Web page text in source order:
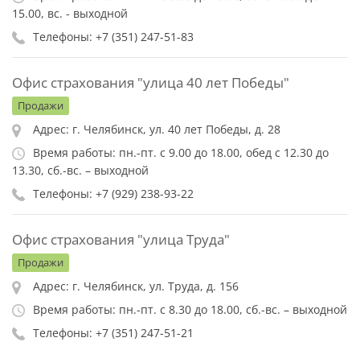
15.00, вс. - выходной
Телефоны: +7 (351) 247-51-83
Офис страхования "улица 40 лет Победы"
Продажи
Адрес: г. Челябинск, ул. 40 лет Победы, д. 28
Время работы: пн.-пт. с 9.00 до 18.00, обед с 12.30 до
13.30, сб.-вс. – выходной
Телефоны: +7 (929) 238-93-22
Офис страхования "улица Труда"
Продажи
Адрес: г. Челябинск, ул. Труда, д. 156
Время работы: пн.-пт. с 8.30 до 18.00, сб.-вс. – выходной
Телефоны: +7 (351) 247-51-21